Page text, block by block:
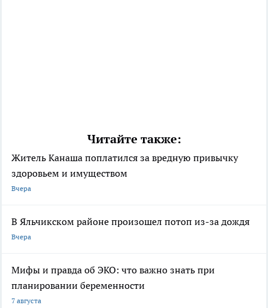
Читайте также:
Житель Канаша поплатился за вредную привычку
здоровьем и имуществом
Вчера
В Яльчикском районе произошел потоп из-за дождя
Вчера
Мифы и правда об ЭКО: что важно знать при
планировании беременности
7 августа